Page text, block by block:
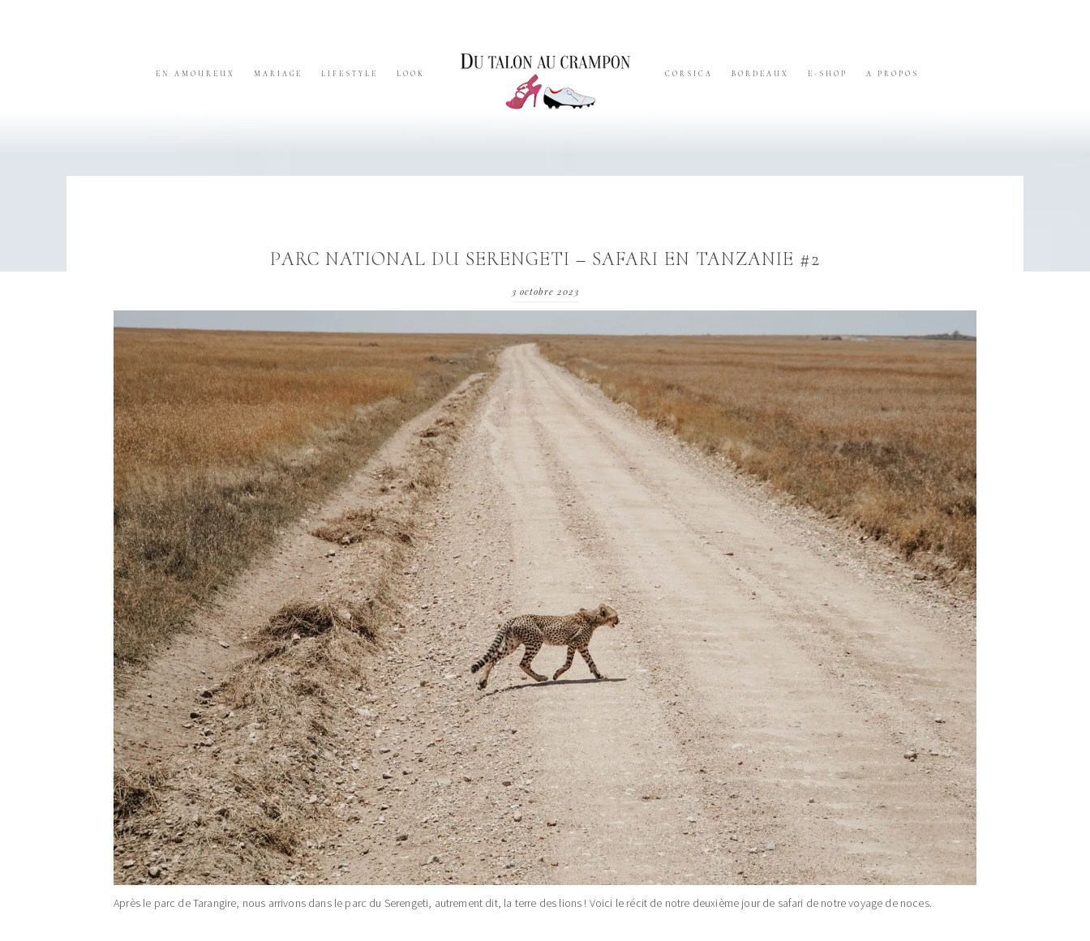
EN AMOUREUX MARIAGE LIFESTYLE LOOK CORSICA BORDEAUX E-SHOP A PROPOS
PARC NATIONAL DU SERENGETI – SAFARI EN TANZANIE #2
3 octobre 2023
Après le parc de Tarangire, nous arrivons dans le parc du Serengeti, autrement dit, la terre des lions ! Voici le récit de notre deuxième jour de safari de notre voyage de noces.